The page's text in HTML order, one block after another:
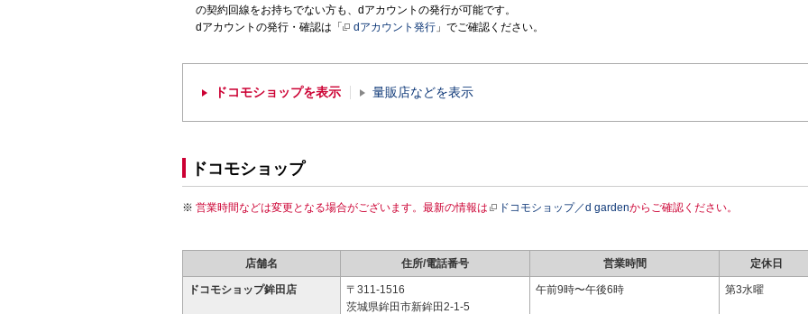
の契約回線をお持ちでない方も、dアカウントの発行が可能です。
dアカウントの発行・確認は「
dアカウント発行 」でご確認ください。
ドコモショップを表示 量販店などを表示
ドコモショップ
営業時間などは変更となる場合がございます。最新の情報は ドコモショップ／d gardenからご確認ください。
店舗名 住所/電話番号 営業時間 定休日
ドコモショップ鉾田店
〒311-1516
茨城県鉾田市新鉾田2-1-5
午前9時〜午後6時 第3水曜